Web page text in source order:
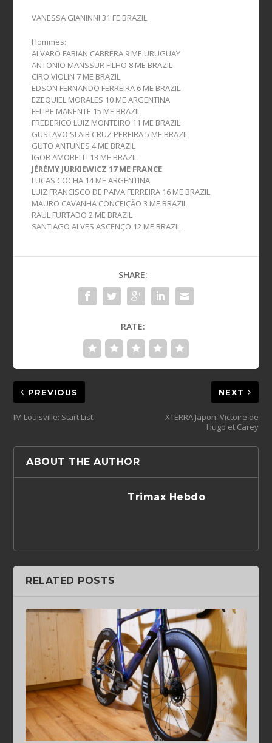
VANESSA GIANINNI 31 FE BRAZIL
Hommes:
ALVARO FABIAN CABRERA 9 ME URUGUAY
ANTONIO MANSSUR FILHO 8 ME BRAZIL
CIRO VIOLIN 7 ME BRAZIL
EDSON FERNANDO FERREIRA 6 ME BRAZIL
EZEQUIEL MORALES 10 ME ARGENTINA
FELIPE MANENTE 15 ME BRAZIL
FREDERICO LUIZ MONTEIRO 11 ME BRAZIL
GUSTAVO SLAIB CRUZ PEREIRA 5 ME BRAZIL
GUTO ANTUNES 4 ME BRAZIL
IGOR AMORELLI 13 ME BRAZIL
JÉRÉMY JURKIEWICZ 17 ME FRANCE
LUCAS COCHA 14 ME ARGENTINA
LUIZ FRANCISCO DE PAIVA FERREIRA 16 ME BRAZIL
MAURO CAVANHA CONCEIÇÃO 3 ME BRAZIL
RAUL FURTADO 2 ME BRAZIL
SANTIAGO ALVES ASCENÇO 12 ME BRAZIL
SHARE:
RATE:
PREVIOUS
IM Louisville: Start List
NEXT
XTERRA Japon: Victoire de
Hugo et Carey
ABOUT THE AUTHOR
Trimax Hebdo
RELATED POSTS